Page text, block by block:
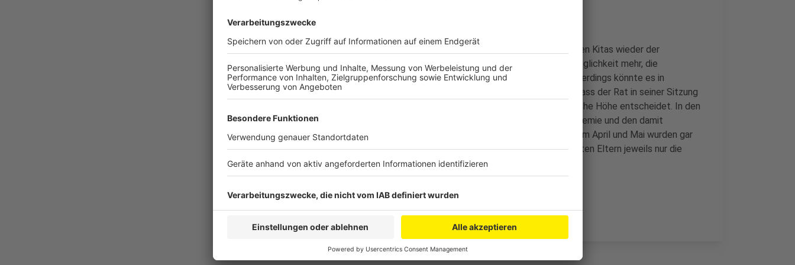
Denn nach den Corona-Einschränkungen soll ab Mitte August in den Kitas wieder der
Regelbetrieb starten. Deshalb sieht das Land dann auch keine Möglichkeit mehr, die
Elternbeiträge zu reduzieren beziehungsweise zu übernehmen. Allerdings könnte es in
Bergheim noch Änderungen geben: Bürgermeister Mießeler will, dass der Rat in seiner Sitzung
Ende August über die Elternbeiträge berät und über die tatsächliche Höhe entscheidet. In den
vergangenen Monaten musste die Eltern wegen der Corona-Pandemie und den damit
verbundenen Kita-Schließungen nur teilweise Beiträge bezahlen. Im April und Mai wurden gar
keine Elternbeiträge fällig, und in den Monaten Juni und Juli mussten Eltern jeweils nur die
Hälfte bezahlen.